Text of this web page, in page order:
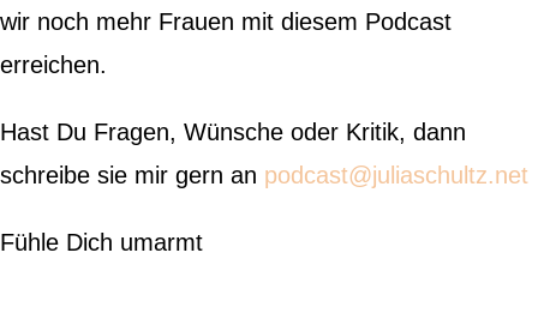
wir noch mehr Frauen mit diesem Podcast
erreichen.
Hast Du Fragen, Wünsche oder Kritik, dann
schreibe sie mir gern an podcast@juliaschultz.net
Fühle Dich umarmt